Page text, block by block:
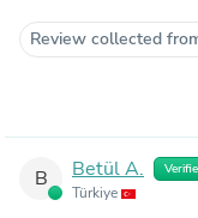
Review collected
B Betül A.
Türkiye